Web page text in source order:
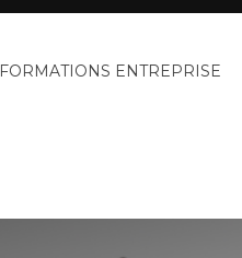
FORMATIONS ENTREPRISE